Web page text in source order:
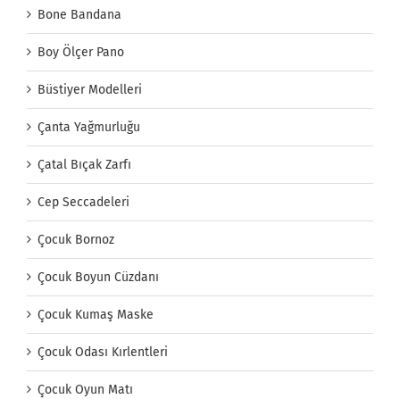
Bone Bandana
Boy Ölçer Pano
Büstiyer Modelleri
Çanta Yağmurluğu
Çatal Bıçak Zarfı
Cep Seccadeleri
Çocuk Bornoz
Çocuk Boyun Cüzdanı
Çocuk Kumaş Maske
Çocuk Odası Kırlentleri
Çocuk Oyun Matı